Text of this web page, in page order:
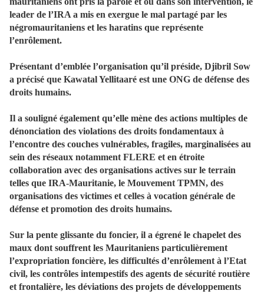
leader de l’IRA a mis en exergue le mal partagé par les
négromauritaniens et les haratins que représente
l’enrôlement.
Présentant d’emblée l’organisation qu’il préside, Djibril Sow
a précisé que Kawatal Yellitaaré est une ONG de défense des
droits humains.
Il a souligné également qu’elle mène des actions multiples de
dénonciation des violations des droits fondamentaux à
l’encontre des couches vulnérables, fragiles, marginalisées au
sein des réseaux notamment FLERE et en étroite
collaboration avec des organisations actives sur le terrain
telles que IRA-Mauritanie, le Mouvement TPMN, des
organisations des victimes et celles à vocation générale de
défense et promotion des droits humains.
Sur la pente glissante du foncier, il a égrené le chapelet des
maux dont souffrent les Mauritaniens particulièrement
l’expropriation foncière, les difficultés d’enrôlement à l’Etat
civil, les contrôles intempestifs des agents de sécurité routière
et frontalière, les déviations des projets de développements